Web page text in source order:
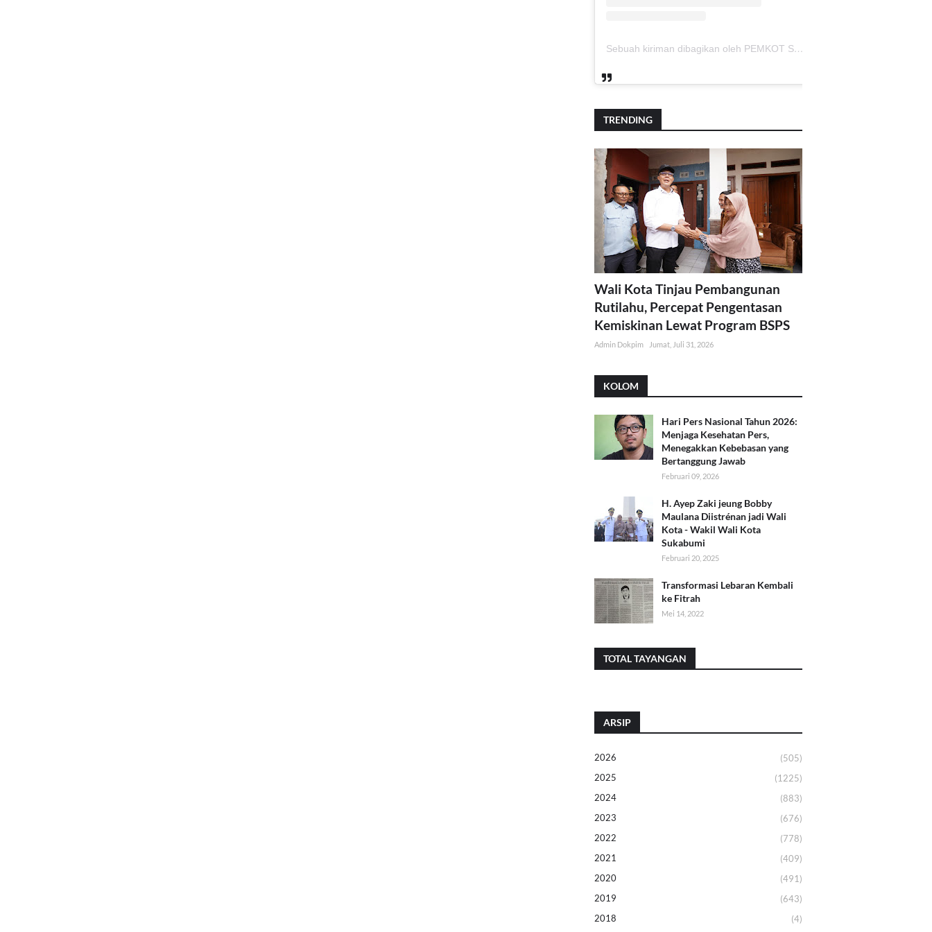
Sebuah kiriman dibagikan oleh PEMKOT SUKABUMI (@pemkotsukabumi_)
TRENDING
Wali Kota Tinjau Pembangunan
Rutilahu, Percepat Pengentasan
Kemiskinan Lewat Program BSPS
Admin Dokpim Jumat, Juli 31, 2026
KOLOM
Hari Pers Nasional Tahun 2026:
Menjaga Kesehatan Pers,
Menegakkan Kebebasan yang
Bertanggung Jawab
Februari 09, 2026
H. Ayep Zaki jeung Bobby
Maulana Diistrénan jadi Wali
Kota - Wakil Wali Kota
Sukabumi
Februari 20, 2025
Transformasi Lebaran Kembali
ke Fitrah
Mei 14, 2022
TOTAL TAYANGAN
ARSIP
2026
(505)
2025
(1225)
2024
(883)
2023
(676)
2022
(778)
2021
(409)
2020
(491)
2019
(643)
2018
(4)